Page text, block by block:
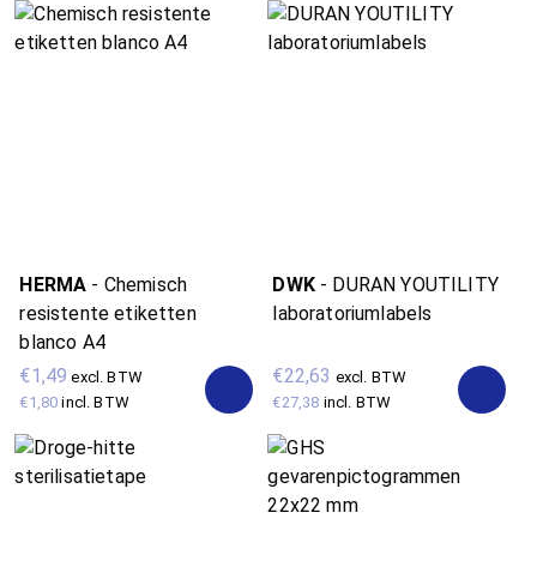
HERMA - Chemisch
resistente etiketten
blanco A4
€1,49 excl. BTW
€1,80 incl. BTW
DWK- DURAN YOUTILITY
laboratoriumlabels
€22,63 excl. BTW
€27,38 incl. BTW